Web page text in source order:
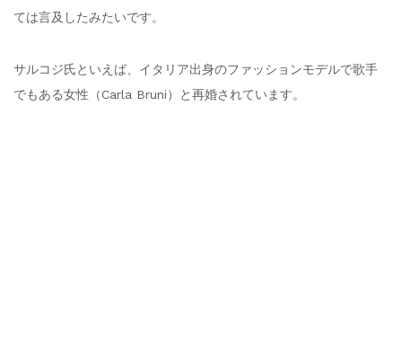
ては言及したみたいです。
サルコジ氏といえば、イタリア出身のファッションモデルで歌手
でもある女性（Carla Bruni）と再婚されています。